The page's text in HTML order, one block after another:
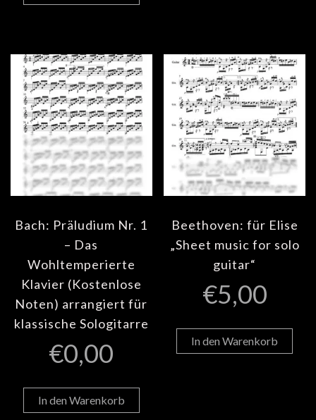
Bach: Präludium Nr. 1
– Das
Wohltemperierte
Klavier (Kostenlose
Noten) arrangiert für
klassische Sologitarre
€0,00
In den Warenkorb
Beethoven: für Elise
„Sheet music for solo
guitar“
€5,00
In den Warenkorb